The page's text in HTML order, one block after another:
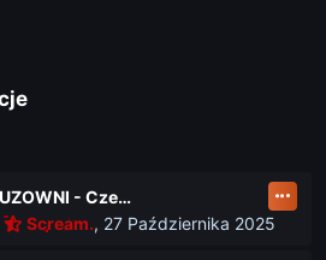
Zlot LUZOWNI - Czerwiec 2026
Scream., 27 Października 2025